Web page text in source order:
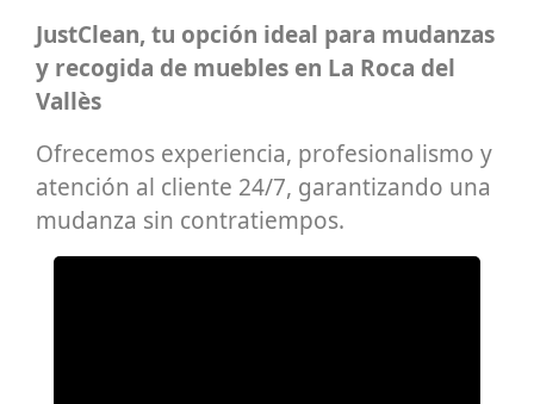
JustClean, tu opción ideal para mudanzas
y recogida de muebles en La Roca del
Vallès
Ofrecemos experiencia, profesionalismo y
atención al cliente 24/7, garantizando una
mudanza sin contratiempos.